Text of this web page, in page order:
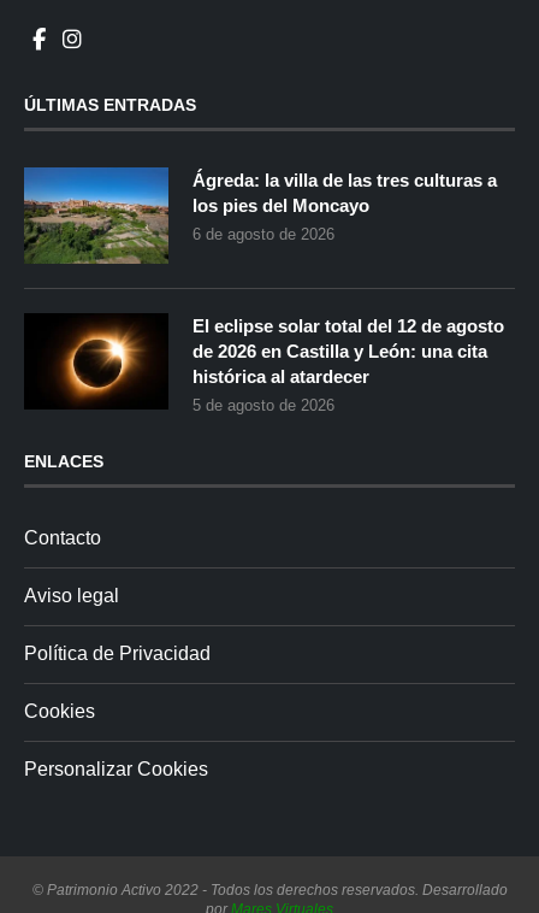
ÚLTIMAS ENTRADAS
Ágreda: la villa de las tres culturas a
los pies del Moncayo
6 de agosto de 2026
El eclipse solar total del 12 de agosto
de 2026 en Castilla y León: una cita
histórica al atardecer
5 de agosto de 2026
ENLACES
Contacto
Aviso legal
Política de Privacidad
Cookies
Personalizar Cookies
© Patrimonio Activo 2022 - Todos los derechos reservados. Desarrollado